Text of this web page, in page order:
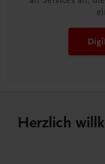
Herzlich